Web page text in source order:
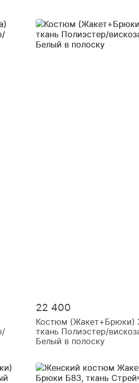
22 400
Костюм (Жакет+Брюки)
ткань Полиэстер/
Белый в полоску